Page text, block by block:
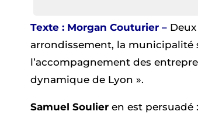
Texte : Morgan Couturier –
arrondissement, la
l’accompagnement des
dynamique de Lyon ».
Samuel Soulier en est persuadé